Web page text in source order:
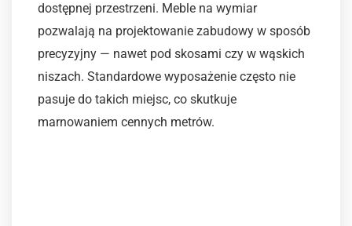
dostępnej przestrzeni. Meble na wymiar
pozwalają na projektowanie zabudowy w sposób
precyzyjny — nawet pod skosami czy w wąskich
niszach. Standardowe wyposażenie często nie
pasuje do takich miejsc, co skutkuje
marnowaniem cennych metrów.